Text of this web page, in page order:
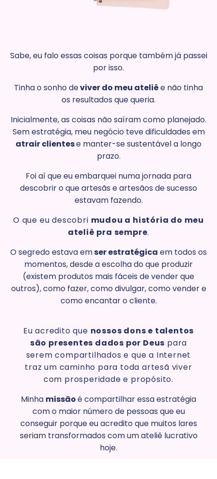
Sabe, eu falo essas coisas porque também já passei
por isso.
Tinha o sonho deviver do meu ateliêe não tinha
os resultados que queria.
Inicialmente, as coisas não saíram como planejado.
Sem estratégia, meu negócio teve dificuldades em
atrair clientese manter-se sustentável a longo
prazo.
Foi aí que eu embarquei numa jornada para
descobrir o que artesãs e artesãos de sucesso
estavam fazendo.
O que eu descobri mudou a história do meu
ateliê pra sempre.
O segredo estava emser estratégica em todos os
momentos, desde a escolha do que produzir
(existem produtos mais fáceis de vender que
outros), como fazer, como divulgar, como vender e
como encantar o cliente.
Eu acredito que nossos dons e talentos
são presentes dados por Deus para
serem compartilhados e que a Internet
traz um caminho para toda artesã viver
com prosperidade e propósito.
Minha missãoé compartilhar essa estratégia
com o maior número de pessoas que eu
conseguir porque eu acredito que muitos lares
seriam transformados com um ateliê lucrativo
hoje.